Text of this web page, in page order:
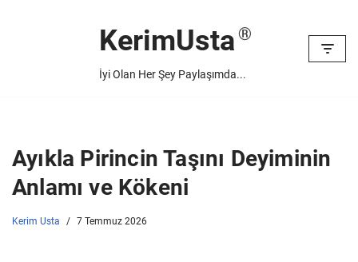
KerimUsta
İyi Olan Her Şey Paylaşımda...
Ayıkla Pirincin Taşını Deyiminin
Anlamı ve Kökeni
Kerim Usta 7 Temmuz 2026